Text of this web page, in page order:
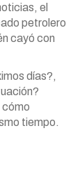
el
petrolero
cayó con
días?,
cómo
tiempo.